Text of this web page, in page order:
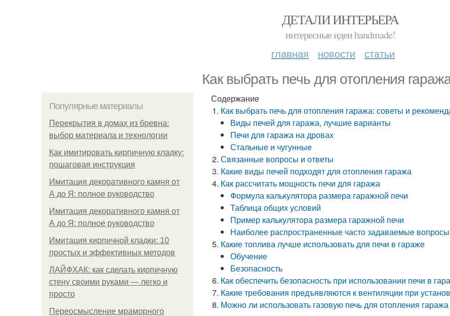
ДЕТАЛИ ИНТЕРЬЕРА
интересные идеи handmade!
главная новости статьи
Как выбрать печь для отопления
Популярные материалы
Перекрытия в домах из бревна:
выбор материала и технологии
Как имитировать кирпичную кладку:
пошаговая инструкция
Имитация декоративного камня от
А до Я: полное руководство
Имитация декоративного камня от
А до Я: полное руководство
Имитация кирпичной кладки: 10
простых и эффективных методов
ЛАЙФХАК: как сделать кирпичную
стену своими руками — легко и
просто
Переосмысление мраморного
Содержание
Как выбрать печь для отопления гаража: советы и
Виды печей для гаража, лучшие варианты
Печи для гаража на дровах
Стальные и чугунные
Связанные вопросы и ответы
Какие виды печей подходят для отопления гаража
Как рассчитать мощность печи для гаража
Формула калькулятора размера гаражной печи
Таблица общих условий
Пример калькулятора размера гаражной печи
Наиболее распространенные часто задаваемые вопросы
Какие топлива лучше использовать для печи в гараже
Обучение
Безопасность
Как обеспечить безопасность при использовании печи в
Какие требования предъявляются к вентиляции при
Можно ли использовать газовую печь для отопления гаража